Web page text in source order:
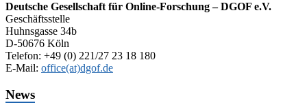
Deutsche Gesellschaft für Online-Forschung – DGOF e.V.
Geschäftsstelle
Huhnsgasse 34b
D-50676 Köln
Telefon: +49 (0) 221/27 23 18 180
E-Mail: office(at)dgof.de
News